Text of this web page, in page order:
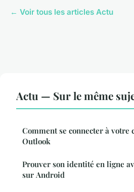
← Voir tous les articles Actu
Actu — Sur le même
Comment se connecter à
Outlook
Prouver son identité en ligne
sur Android